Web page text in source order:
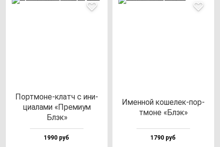
Пор­тмо­не-клатч с ини­
ци­ала­ми «Пре­ми­ум
Блэк»
1990 руб
Имен­ной ко­ше­лек-пор­
тмо­не «Блэк»
1790 руб